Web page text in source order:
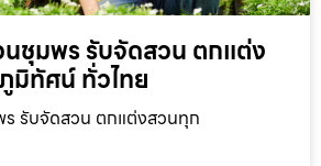
ชุมพร รับจัดสวน ตกแต่ง
มิทัศน์ ทั่วไทย
รับจัดสวน ตกแต่งสวนทุก